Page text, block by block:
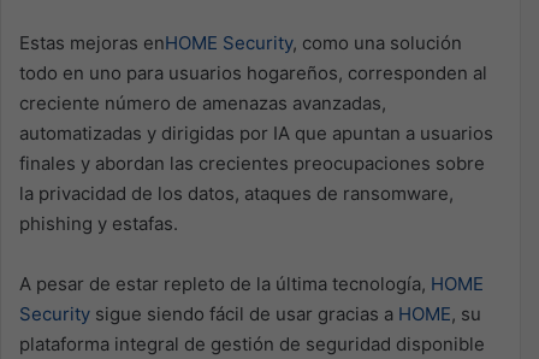
Estas mejoras enHOME Security, como una solución
todo en uno para usuarios hogareños, corresponden al
creciente número de amenazas avanzadas,
automatizadas y dirigidas por IA que apuntan a usuarios
finales y abordan las crecientes preocupaciones sobre
la privacidad de los datos, ataques de ransomware,
phishing y estafas.
A pesar de estar repleto de la última tecnología, HOME
Security sigue siendo fácil de usar gracias a HOME, su
plataforma integral de gestión de seguridad disponible